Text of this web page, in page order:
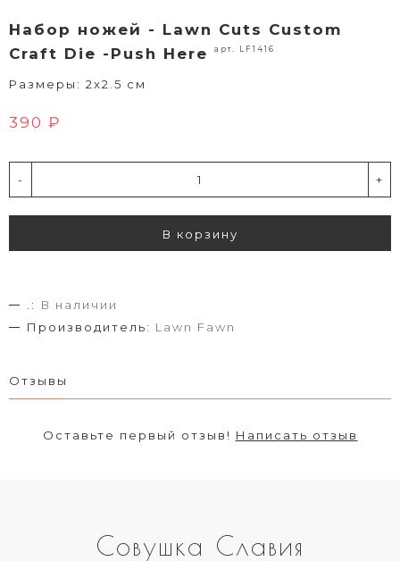
Набор ножей - Lawn Cuts Custom
Craft Die -Push Here
арт. LF1416
Размеры: 2x2.5 см
390 ₽
- +
В корзину
.:
В наличии
Производитель: Lawn Fawn
Отзывы
Оставьте первый отзыв! Написать отзыв
Совушка Славия